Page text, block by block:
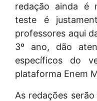
redação ainda é
teste é
professores aqui
3º ano, dão
específicos do
plataforma Enem
As redações